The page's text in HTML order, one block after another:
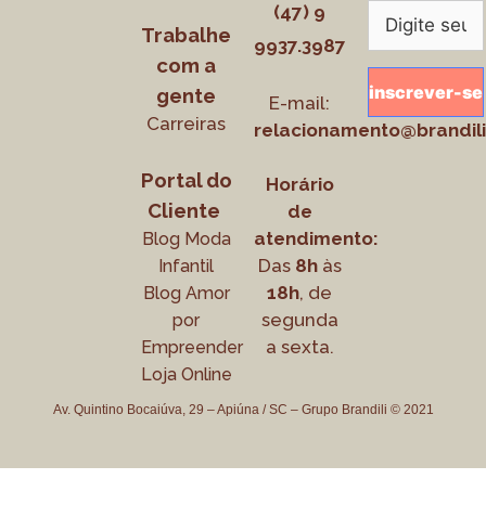
Trabalhe
com a
gente
Carreiras
Portal do
Cliente
Blog Moda
Infantil
Blog Amor
por
Empreender
Loja Online
(47) 9
9937.3987
E-mail:
Horário
de
atendimento:
Das8hàs
18h, de
segunda
a sexta.
Av. Quintino Bocaiúva, 29 – Apiúna / SC – Grupo Brandili © 2021